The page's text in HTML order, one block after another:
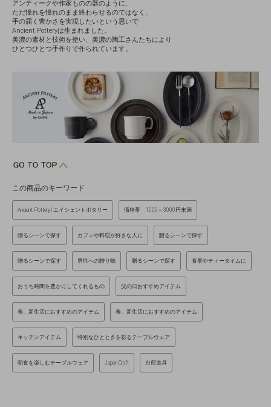
アンティークや作家ものの器のように、
ただ憧れを憧れのまま終わらせるのではなく、
手の届く豊かさを実現したいという思いで
Ancient Potteryは生まれました。
美濃の素材と技術を使い、美濃の陶工さんたちにより
ひとつひとつ手作りで作られています。
この商品のキーワード
Ancient Pottery | エイシェントポタリー 価格帯 1000～3000円未満
贈るシーンで探す カフェや料理が好きな人に 贈るシーンで探す
贈るシーンで探す 男性への贈り物 贈るシーンで探す 食事やティータイムに
おうち時間を豊かにしてくれるもの 父の日おすすめアイテム
春、新生活におすすめのアイテム 春、新生活におすすめのアイテム
キッチンアイテム 特別なひとときを彩るテーブルウェア
朝食を楽しむテーブルウェア Japan Craft 台所道具